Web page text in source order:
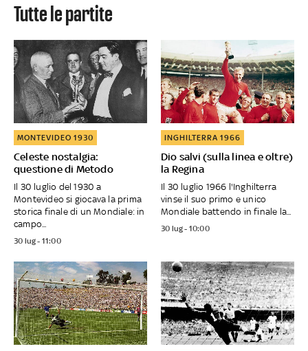
tutte le partite
Celeste nostalgia:
questione di Metodo
MONTEVIDEO 1930
Il 30 luglio del 1930 a
Montevideo si giocava la prima
storica finale di un Mondiale: in
campo...
30 lug - 11:00
Dio salvi (sulla linea e oltre)
la Regina
INGHILTERRA 1966
Il 30 luglio 1966 l'Inghilterra
vinse il suo primo e unico
Mondiale battendo in finale la...
30 lug - 10:00